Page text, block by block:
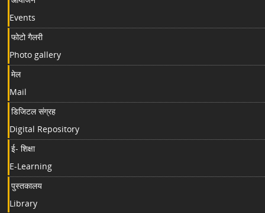
Events
फोटो गैलरी
Photo gallery
मेल
Mail
डिजिटल संग्रह
Digital Repository
ई- शिक्षा
E-Learning
पुस्तकालय
Library